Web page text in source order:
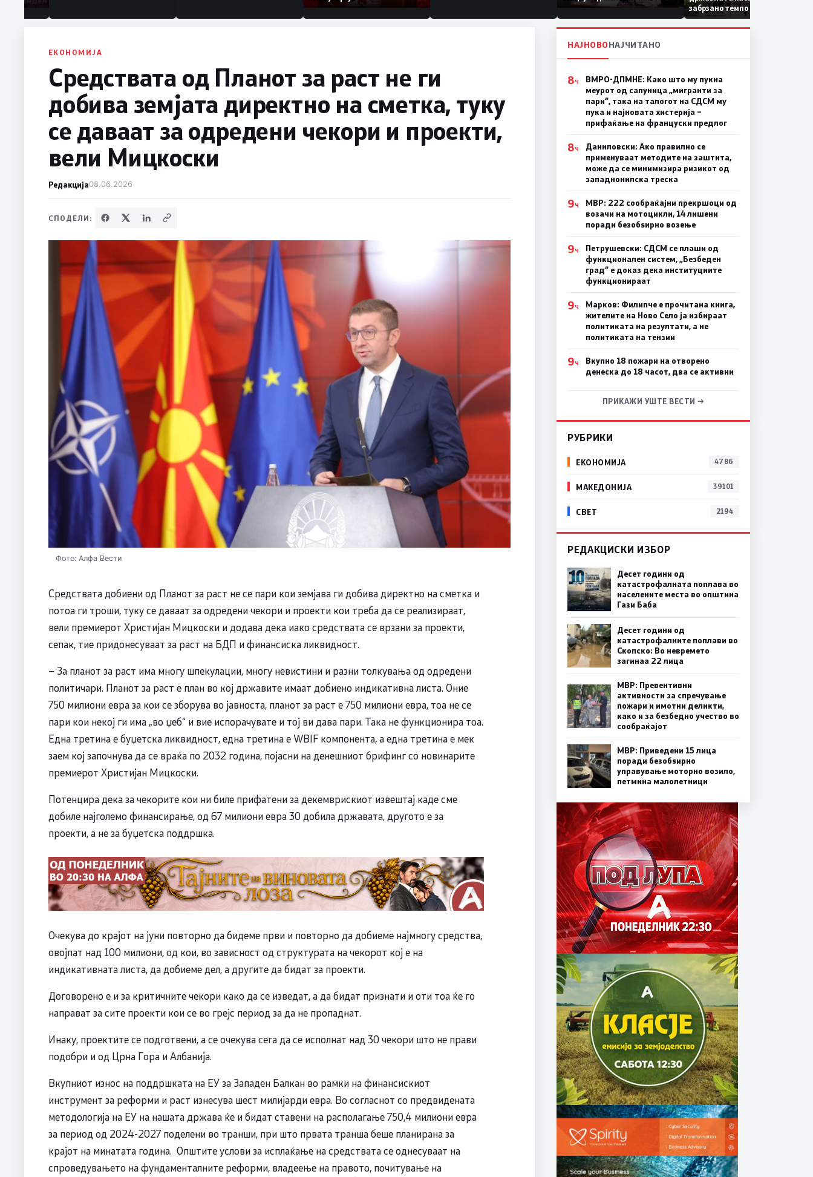
Коридор 8, Македонија
станува раскрсница на
Балканот
забрзано темпо
ЕКОНОМИЈА
Средствата од Планот за раст не ги
добива земјата директно на сметка, туку
се даваат за одредени чекори и проекти,
вели Мицкоски
Редакција08.06.2026
СПОДЕЛИ:
Фото: Алфа Вести
Средствата добиени од Планот за раст не се пари кои земјава ги добива директно на сметка и
потоа ги троши, туку се даваат за одредени чекори и проекти кои треба да се реализираат,
вели премиерот Христијан Мицкоски и додава дека иако средствата се врзани за проекти,
сепак, тие придонесуваат за раст на БДП и финансиска ликвидност.
– За планот за раст има многу шпекулации, многу невистини и разни толкувања од одредени
политичари. Планот за раст е план во кој државите имаат добиено индикативна листа. Оние
750 милиони евра за кои се зборува во јавноста, планот за раст е 750 милиони евра, тоа не се
пари кои некој ги има „во џеб“ и вие испорачувате и тој ви дава пари. Така не функционира тоа.
Една третина е буџетска ликвидност, една третина е WBIF компонента, а една третина е мек
заем кој започнува да се враќа по 2032 година, појасни на денешниот брифинг со новинарите
премиерот Христијан Мицкоски.
Потенцира дека за чекорите кои ни биле прифатени за декемврискиот извештај каде сме
добиле најголемо финансирање, од 67 милиони евра 30 добила државата, другото е за
проекти, а не за буџетска поддршка.
Очекува до крајот на јуни повторно да бидеме први и повторно да добиеме најмногу средства,
овојпат над 100 милиони, од кои, во зависност од структурата на чекорот кој е на
индикативната листа, да добиеме дел, а другите да бидат за проекти.
Договорено е и за критичните чекори како да се изведат, а да бидат признати и оти тоа ќе го
направат за сите проекти кои се во грејс период за да не пропаднат.
Инаку, проектите се подготвени, а се очекува сега да се исполнат над 30 чекори што не прави
подобри и од Црна Гора и Албанија.
Вкупниот износ на поддршката на ЕУ за Западен Балкан во рамки на финансискиот
инструмент за реформи и раст изнесува шест милијарди евра. Во согласнот со предвидената
методологија на ЕУ на нашата држава ќе и бидат ставени на располагање 750,4 милиони евра
за период од 2024-2027 поделени во транши, при што првата транша беше планирана за
крајот на минатата година. Општите услови за исплаќање на средствата се однесуваат на
спроведувањето на фундаменталните реформи, владеење на правото, почитување на
НАЈНОВОНАЈЧИТАНО
8Ч
ВМРО-ДПМНЕ: Како што му пукна
меурот од сапуница „мигранти за
пари“, така на талогот на СДСМ му
пука и најновата хистерија –
прифаќање на француски предлог
8Ч
Даниловски: Ако правилно се
применуваат методите на заштита,
може да се минимизира ризикот од
западнонилска треска
9Ч
МВР: 222 сообраќајни прекршоци од
возачи на мотоцикли, 14 лишени
поради безобѕирно возење
9Ч
Петрушевски: СДСМ се плаши од
функционален систем, „Безбеден
град“ е доказ дека институциите
функционираат
9Ч
Марков: Филипче е прочитана книга,
жителите на Ново Село ја избираат
политиката на резултати, а не
политиката на тензии
9Ч
Вкупно 18 пожари на отворено
денеска до 18 часот, два се активни
ПРИКАЖИ УШТЕ ВЕСТИ →
РУБРИКИ
ЕКОНОМИЈА 4786
МАКЕДОНИЈА 39101
СВЕТ 2194
РЕДАКЦИСКИ ИЗБОР
Десет години од
катастрофалната поплава во
населените места во општина
Гази Баба
Десет години од
катастрофалните поплави во
Скопско: Во невремето
загинаа 22 лица
МВР: Превентивни
активности за спречување
пожари и имотни деликти,
како и за безбедно учество во
сообраќајот
МВР: Приведени 15 лица
поради безобѕирно
управување моторно возило,
петмина малолетници